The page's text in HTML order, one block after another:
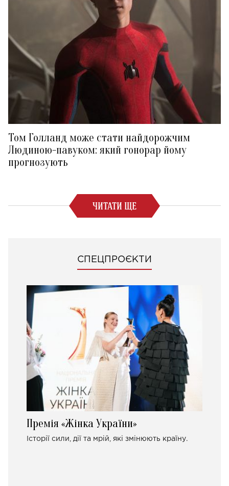
Том Голланд може стати найдорожчим
Людиною-павуком: який гонорар йому
прогнозують
ЧИТАТИ ЩЕ
СПЕЦПРОЄКТИ
Премія «Жінка України»
Історії сили, дії та мрій, які змінюють країну.